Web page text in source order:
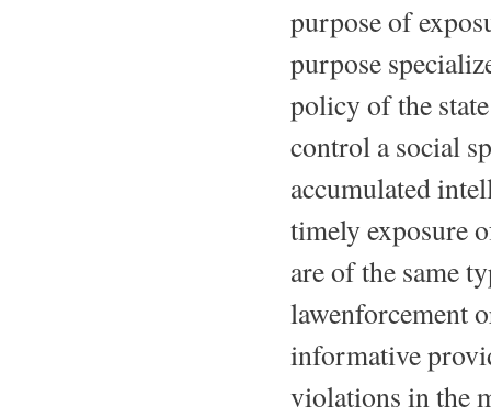
purpose of
purpose
policy of the
control a social
accumulated
timely exposure
are of the same
lawenforcement
informative
violations in the